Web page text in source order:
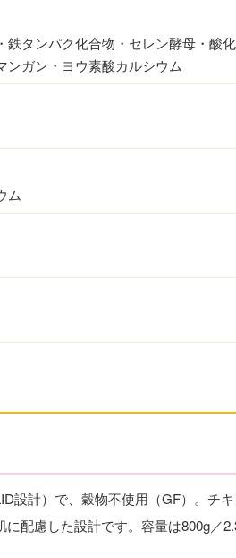
タンパク化合物・セレン酵母・酸
ガン・ヨウ素酸カルシウム
ム
設計）で、穀物不使用（GF）。チ
配慮した設計です。容量は800g／